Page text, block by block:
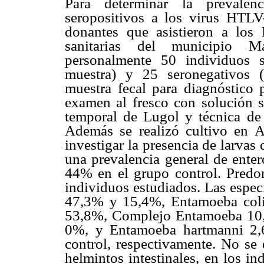
Para determinar la
seropositivos a los virus
donantes que asistieron a los
sanitarias del municipio
personalmente 50
muestra) y 25 seronegativos
muestra fecal para diagnóstico
examen al fresco con solución
temporal de Lugol y técnica
Además se realizó cultivo en
investigar la presencia de
una prevalencia general de
44% en el grupo control.
individuos estudiados. Las
47,3% y 15,4%, Entamoeba
53,8%, Complejo Entamoeba
0%, y Entamoeba hartmanni
control, respectivamente. No
helmintos intestinales, en los